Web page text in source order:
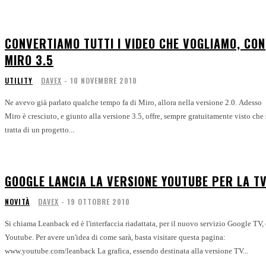
CONVERTIAMO TUTTI I VIDEO CHE VOGLIAMO, CON
MIRO 3.5
UTILITY DAVEX - 10 NOVEMBRE 2010
Ne avevo già parlato qualche tempo fa di Miro, allora nella versione 2.0. Adesso
Miro è cresciuto, e giunto alla versione 3.5, offre, sempre gratuitamente visto che
tratta di un progetto...
GOOGLE LANCIA LA VERSIONE YOUTUBE PER LA
NOVITÀ DAVEX - 19 OTTOBRE 2010
Si chiama Leanback ed è l'interfaccia riadattata, per il nuovo servizio Google TV,
Youtube. Per avere un'idea di come sarà, basta visitare questa pagina:
www.youtube.com/leanback La grafica, essendo destinata alla versione TV...